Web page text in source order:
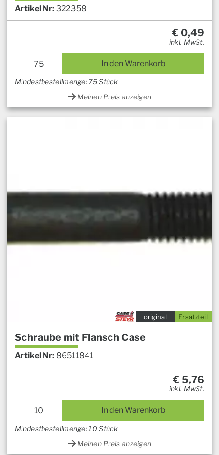
Artikel Nr: 322358
€ 0,49
inkl. MwSt.
In den Warenkorb
Mindestbestellmenge: 75 Stück
Meinen Preis anzeigen
Ersatzteil
original
Schraube mit Flansch Case
Artikel Nr: 86511841
€ 5,76
inkl. MwSt.
In den Warenkorb
Mindestbestellmenge: 10 Stück
Meinen Preis anzeigen